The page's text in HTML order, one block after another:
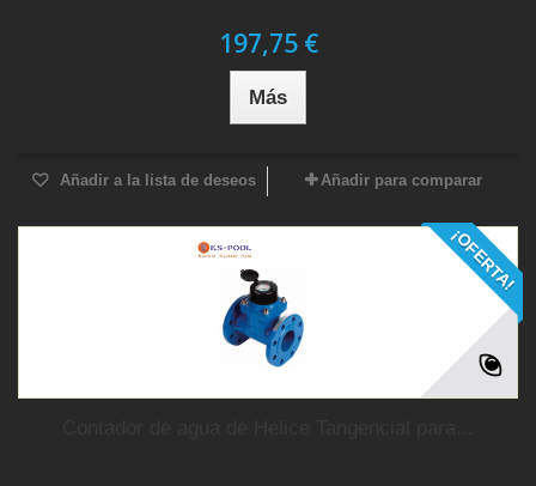
197,75 €
Más
Añadir a la lista de deseos Añadir para comparar
¡OFERTA!